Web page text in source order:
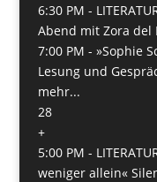
6:30 PM -
Abend mit Zora del
7:00 PM - »Sophie
Lesung und
mehr...
28
+
5:00 PM -
weniger allein«